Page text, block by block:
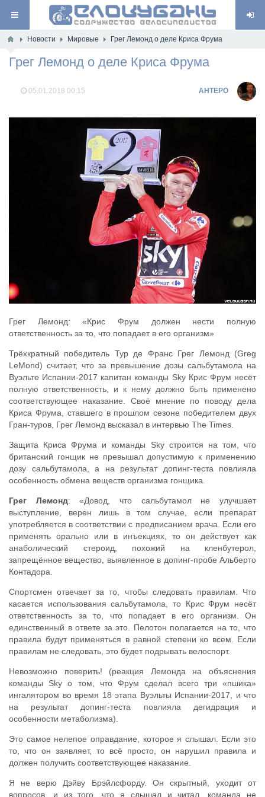
Новости Мировые Грег Лемонд о деле Криса Фрума
Грег Лемонд о деле Криса Фрума
05.01.2018 00:15 AHTEPO
Грег Лемонд: «Крис Фрум должен нести полную
ответственность за то, что попадает в его организм»
Трёхкратный победитель Тур де Франс Грег Лемонд (Greg
LeMond) считает, что за превышение дозы сальбутамола на
Вуэльте Испании-2017 капитан команды Sky Крис Фрум несёт
полную ответственность, и к нему должно быть применено
соответствующее наказание. Своё мнение по поводу дела
Криса Фрума, ставшего в прошлом сезоне победителем двух
Гран-туров, Грег Лемонд высказал в интервью The Times.
Защита Криса Фрума и команды Sky строится на том, что
британский гонщик не превышал допустимую к применению
дозу сальбутамола, а на результат допинг-теста повлияла
особенность обмена веществ организма гонщика.
Грег Лемонд: «Довод, что сальбутамол не улучшает
выступление, верен лишь в том случае, если препарат
употребляется в соответствии с предписанием врача. Если его
применять орально или в инъекциях, то он действует как
анаболический стероид, похожий на кленбутерол,
запрещённое вещество, выявленное в допинг-пробе Альберто
Контадора.
Спортсмен отвечает за то, чтобы следовать правилам. Что
касается использования сальбутамола, то Крис Фрум несёт
ответственность за то, что попадает в его организм. Он
единственный в ответе за это. Пелотон полагается на то, что
правила будут применяться в равной степени ко всем. Если
правилам не следовать, это будет подрывать велоспорт.
Невозможно поверить! (реакция Лемонда на объяснения
команды Sky о том, что Фрум сделал всего три «пшика»
ингалятором во время 18 этапа Вуэльты Испании-2017, и что
на результат допинг-теста повлияла дегидрация и
особенности метаболизма).
Это самое нелепое оправдание, которое я слышал. Если это
то, что он заявляет, то всё просто, он нарушил правила и
должен получить соответствующее наказание.
Я не верю Дэйву Брэйлсфорду. Он скрытный, уходит от
вопросов, и из того, что я слышал и читал, команда не